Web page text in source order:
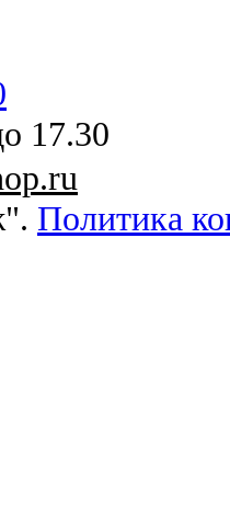
17.30
Политика